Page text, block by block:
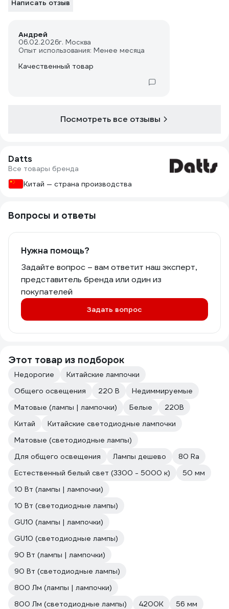
Написать отзыв
Андрей
06.02.2026г. Москва
Опыт использования: Менее месяца
Качественный товар
Посмотреть все отзывы
Datts
Все товары бренда
Китай — страна производства
Вопросы и ответы
Нужна помощь?
Задайте вопрос – вам ответит наш эксперт,
представитель бренда или один из
покупателей
Задать вопрос
Этот товар из подборок
Недорогие
Китайские лампочки
Общего освещения
220 В
Недиммируемые
Матовые (лампы | лампочки)
Белые
220В
Китай
Китайские светодиодные лампочки
Матовые (светодиодные лампы)
Для общего освещения
Лампы дешево
80 Ra
Естественный белый свет (3300 - 5000 к)
50 мм
10 Вт (лампы | лампочки)
10 Вт (светодиодные лампы)
GU10 (лампы | лампочки)
GU10 (светодиодные лампы)
90 Вт (лампы | лампочки)
90 Вт (светодиодные лампы)
800 Лм (лампы | лампочки)
800 Лм (светодиодные лампы)
4200К
56 мм